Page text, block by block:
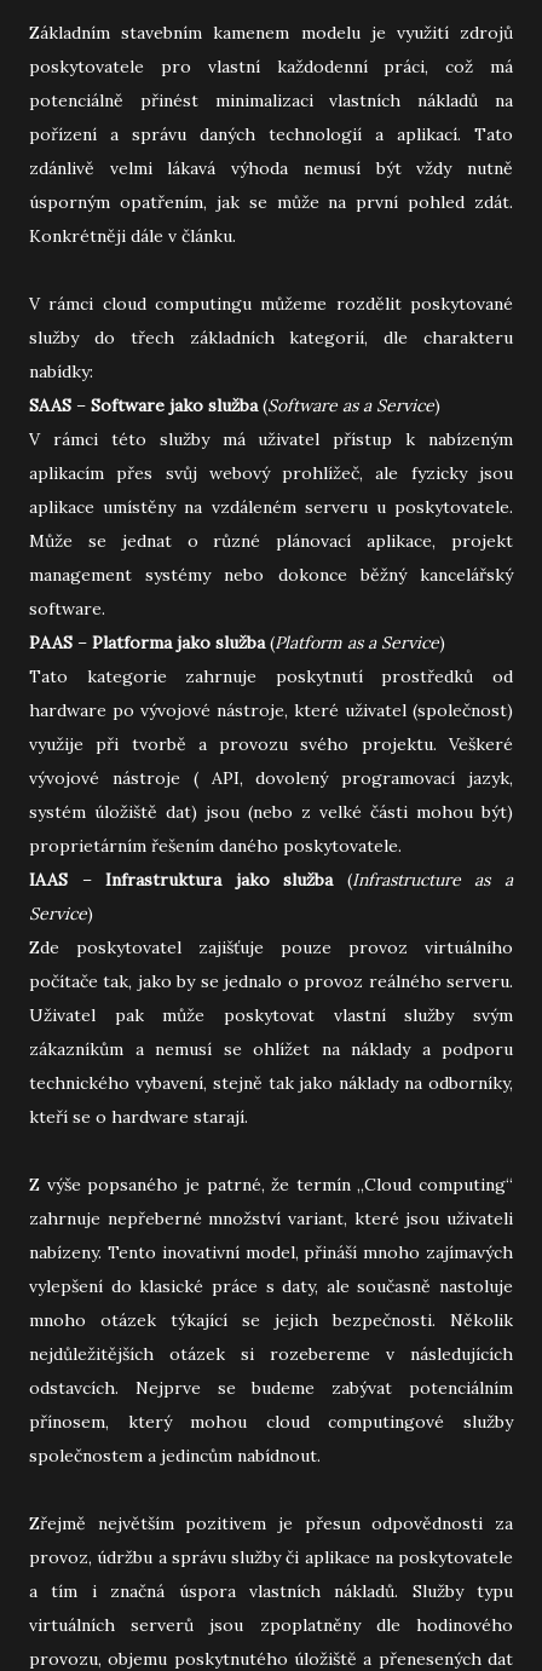
Základním stavebním kamenem modelu je využití zdrojů
poskytovatele pro vlastní každodenní práci, což má
potenciálně přinést minimalizaci vlastních nákladů na
pořízení a správu daných technologií a aplikací. Tato
zdánlivě velmi lákavá výhoda nemusí být vždy nutně
úsporným opatřením, jak se může na první pohled zdát.
Konkrétněji dále v článku.
V rámci cloud computingu můžeme rozdělit poskytované
služby do třech základních kategorií, dle charakteru
nabídky:
SAAS – Software jako služba(Software as a Service)
V rámci této služby má uživatel přístup k nabízeným
aplikacím přes svůj webový prohlížeč, ale fyzicky jsou
aplikace umístěny na vzdáleném serveru u poskytovatele.
Může se jednat o různé plánovací aplikace, projekt
management systémy nebo dokonce běžný kancelářský
software.
PAAS – Platforma jako služba(Platform as a Service)
Tato kategorie zahrnuje poskytnutí prostředků od
hardware po vývojové nástroje, které uživatel (společnost)
využije při tvorbě a provozu svého projektu. Veškeré
vývojové nástroje ( API, dovolený programovací jazyk,
systém úložiště dat) jsou (nebo z velké části mohou být)
proprietárním řešením daného poskytovatele.
IAAS –Infrastruktura jako služba(Infrastructure as a
Service)
Zde poskytovatel zajišťuje pouze provoz virtuálního
počítače tak, jako by se jednalo o provoz reálného serveru.
Uživatel pak může poskytovat vlastní služby svým
zákazníkům a nemusí se ohlížet na náklady a podporu
technického vybavení, stejně tak jako náklady na odborníky,
kteří se o hardware starají.
Z výše popsaného je patrné, že termín „Cloud computing“
zahrnuje nepřeberné množství variant, které jsou uživateli
nabízeny. Tento inovativní model, přináší mnoho zajímavých
vylepšení do klasické práce s daty, ale současně nastoluje
mnoho otázek týkající se jejich bezpečnosti. Několik
nejdůležitějších otázek si rozebereme v následujících
odstavcích. Nejprve se budeme zabývat potenciálním
přínosem, který mohou cloud computingové služby
společnostem a jedincům nabídnout.
Zřejmě největším pozitivem je přesun odpovědnosti za
provoz, údržbu a správu služby či aplikace na poskytovatele
a tím i značná úspora vlastních nákladů. Služby typu
virtuálních serverů jsou zpoplatněny dle hodinového
provozu, objemu poskytnutého úložiště a přenesených dat